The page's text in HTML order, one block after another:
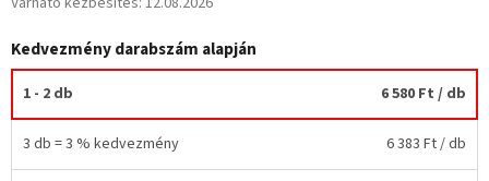
Kedvezmény darabszám alapján
1 - 2 db 6 580 Ft / db
3 db = 3 % kedvezmény 6 383 Ft/ db